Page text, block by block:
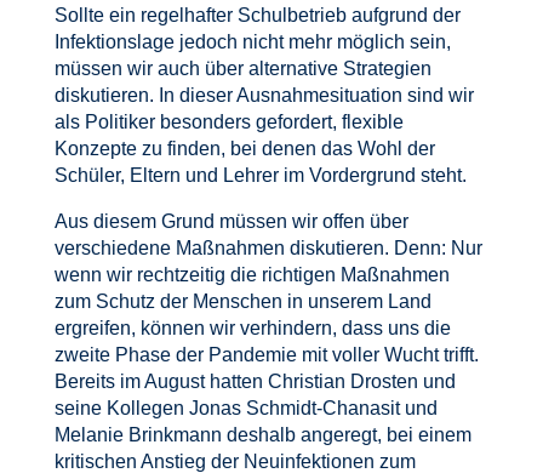
Sollte ein regelhafter Schulbetrieb aufgrund der
Infektionslage jedoch nicht mehr möglich sein,
müssen wir auch über alternative Strategien
diskutieren. In dieser Ausnahmesituation sind wir
als Politiker besonders gefordert, flexible
Konzepte zu finden, bei denen das Wohl der
Schüler, Eltern und Lehrer im Vordergrund steht.
Aus diesem Grund müssen wir offen über
verschiedene Maßnahmen diskutieren. Denn: Nur
wenn wir rechtzeitig die richtigen Maßnahmen
zum Schutz der Menschen in unserem Land
ergreifen, können wir verhindern, dass uns die
zweite Phase der Pandemie mit voller Wucht trifft.
Bereits im August hatten Christian Drosten und
seine Kollegen Jonas Schmidt-Chanasit und
Melanie Brinkmann deshalb angeregt, bei einem
kritischen Anstieg der Neuinfektionen zum